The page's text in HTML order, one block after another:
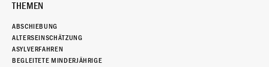
THEMEN
ABSCHIEBUNG
ALTERSEINSCHÄTZUNG
ASYLVERFAHREN
BEGLEITETE MINDERJÄHRIGE